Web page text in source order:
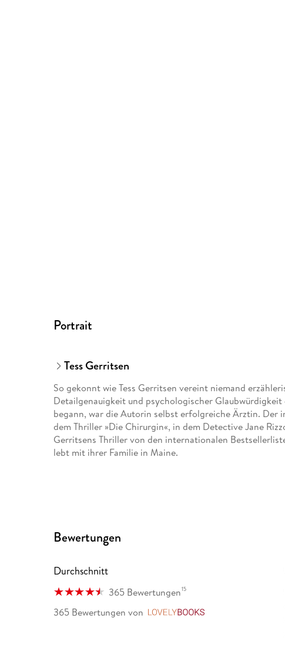
Portrait
Tess Gerritsen
So gekonnt wie Tess Gerritsen vereint niemand
Detailgenauigkeit und psychologischer
begann, war die Autorin selbst erfolgreiche Ärztin.
dem Thriller »Die Chirurgin«, in dem Detective Jane
Gerritsens Thriller von den internationalen
lebt mit ihrer Familie in Maine.
Bewertungen
Durchschnitt
365 Bewertungen15
365 Bewertungen von